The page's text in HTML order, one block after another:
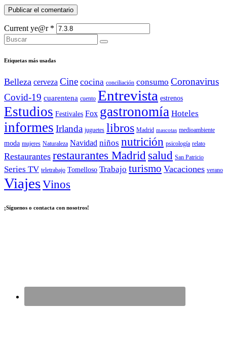
Current ye@r *
Etiquetas más usadas
Belleza cerveza Cine cocina conciliación consumo Coronavirus
Covid-19 cuarentena cuento Entrevista estrenos
Estudios Festivales Fox gastronomía Hoteles
informes Irlanda juguetes libros Madrid mascotas medioambiente
moda mujeres Naturaleza Navidad niños nutrición psicología relato
Restaurantes restaurantes Madrid salud San Patricio
Series TV teletrabajo Tomelloso Trabajo turismo Vacaciones verano
ViajesVinos
¡Síguenos o contacta con nosotros!